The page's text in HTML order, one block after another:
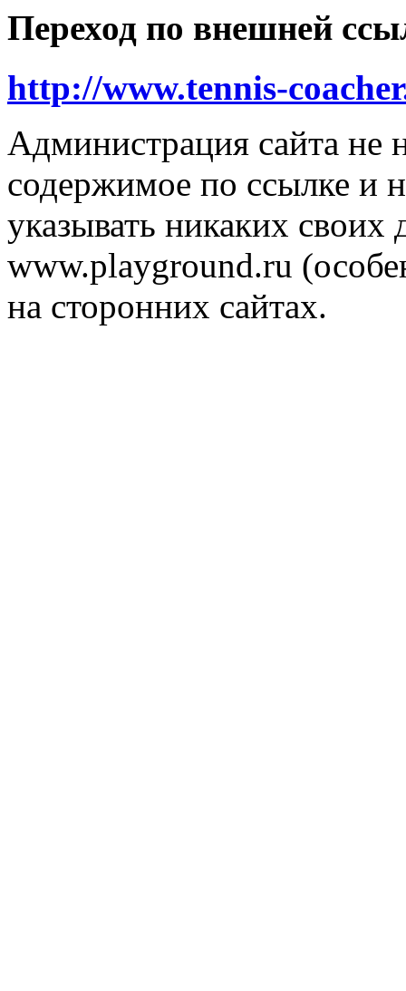
Переход по внешней
http://www.tennis-
Администрация сайта не
содержимое по ссылке и
указывать никаких
www.playground.ru
на сторонних сайтах.